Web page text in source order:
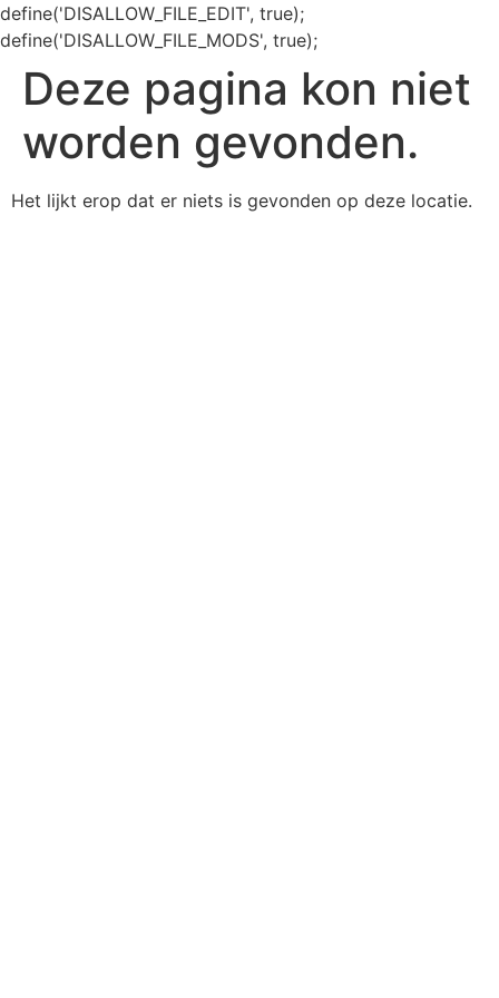
define('DISALLOW_FILE_EDIT', true);
define('DISALLOW_FILE_MODS', true);
Deze pagina kon niet
worden gevonden.
Het lijkt erop dat er niets is gevonden op deze locatie.